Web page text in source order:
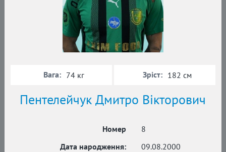
Пентелейчук Дмитро Вікторович
Номер
8
Дата народження:
09.08.2000
Вага: 74 кг Зріст: 182 см